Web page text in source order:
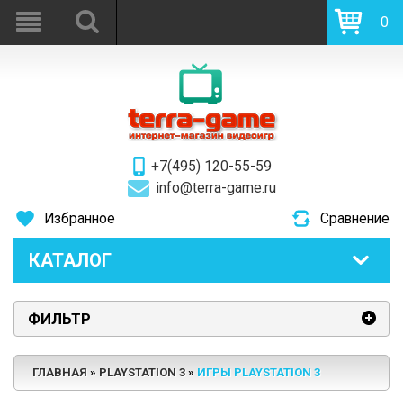
+7(495) 120-55-59
info@terra-game.ru
0
Избранное Сравнение
КАТАЛОГ
ФИЛЬТР
ГЛАВНАЯ PLAYSTATION 3 ИГРЫ PLAYSTATION 3